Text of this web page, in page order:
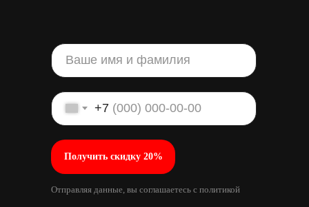
+7
Получить скидку 20%
Отправляя данные, вы соглашаетесь с политикой